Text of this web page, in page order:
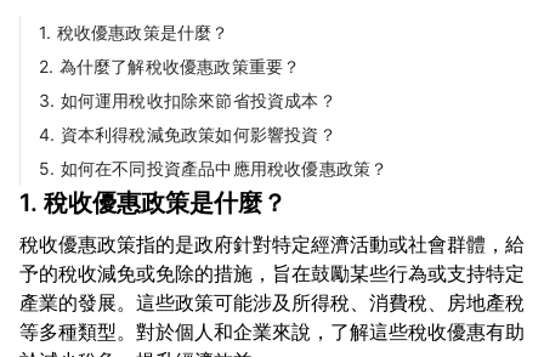
1. 稅收優惠政策是什麼？
2. 為什麼了解稅收優惠政策重要？
3. 如何運用稅收扣除來節省投資成本？
4. 資本利得稅減免政策如何影響投資？
5. 如何在不同投資產品中應用稅收優惠政策？
1. 稅收優惠政策是什麼？
稅收優惠政策指的是政府針對特定經濟活動或社會群體，給
予的稅收減免或免除的措施，旨在鼓勵某些行為或支持特定
產業的發展。這些政策可能涉及所得稅、消費稅、房地產稅
等多種類型。對於個人和企業來說，了解這些稅收優惠有助